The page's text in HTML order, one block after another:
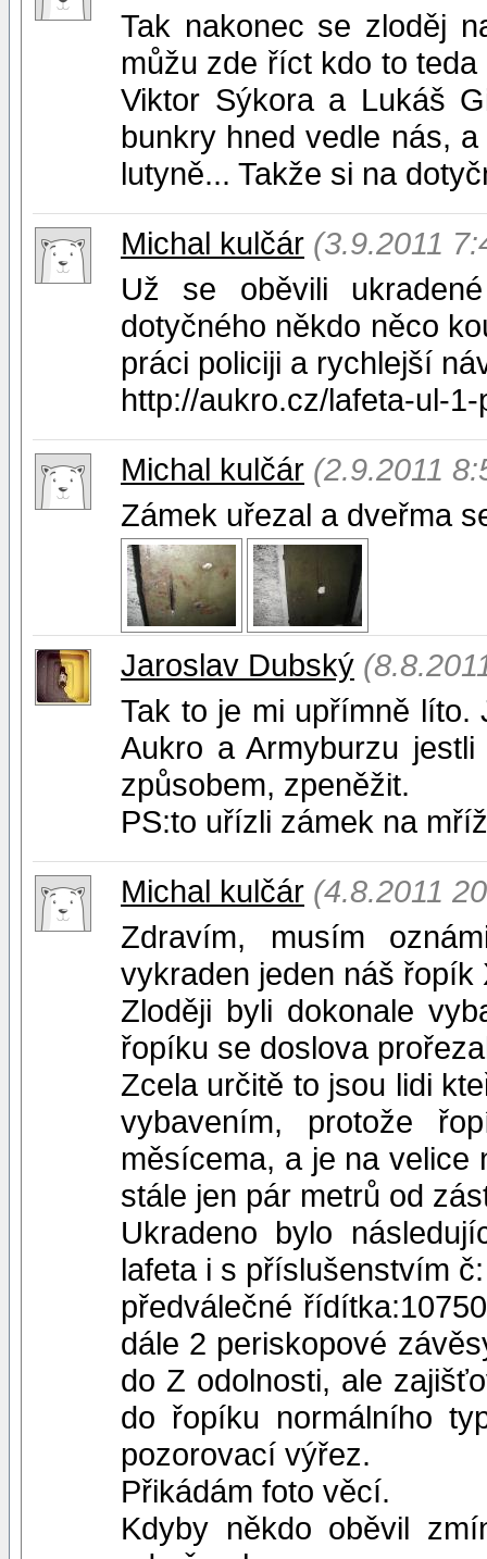
Tak nakonec se zloděj
můžu zde říct kdo to
Viktor Sýkora a Lukáš
bunkry hned vedle nás,
lutyně... Takže si na
Michal kulčár (3.9.2011
Už se oběvili
dotyčného někdo něco
práci policiji a rychlejší
http://aukro.cz/lafeta-ul-
Michal kulčár (2.9.2011
Zámek uřezal a dveřma
Jaroslav Dubský
Tak to je mi upřímně líto.
Aukro a Armyburzu
způsobem, zpeněžit.
PS:to uřízli zámek na
Michal kulčár (4.8.2011
Zdravím, musím
vykraden jeden náš řopík
Zloději byli dokonale
řopíku se doslova
Zcela určitě to jsou lidi
vybavením, protože
měsícema, a je na
stále jen pár metrů od
Ukradeno bylo
lafeta i s příslušenstvím
předválečné
dále 2 periskopové
do Z odolnosti, ale
do řopíku normálního
pozorovací výřez.
Přikádám foto věcí.
Kdyby někdo oběvil